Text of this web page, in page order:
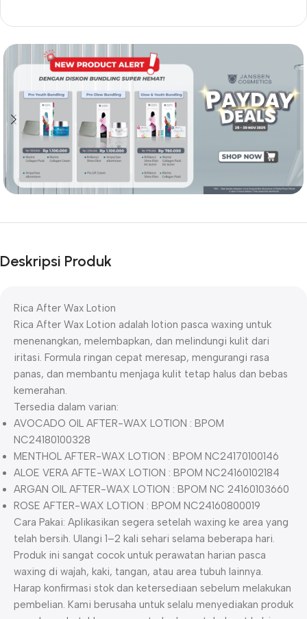
Deskripsi Produk
Rica After Wax Lotion
Rica After Wax Lotion adalah lotion pasca waxing untuk
menenangkan, melembapkan, dan melindungi kulit dari
iritasi. Formula ringan cepat meresap, mengurangi rasa
panas, dan membantu menjaga kulit tetap halus dan bebas
kemerahan.
Tersedia dalam varian:
AVOCADO OIL AFTER-WAX LOTION : BPOM
NC24180100328
MENTHOL AFTER-WAX LOTION : BPOM NC24170100146
ALOE VERA AFTE-WAX LOTION : BPOM NC24160102184
ARGAN OIL AFTER-WAX LOTION : BPOM NC 24160103660
ROSE AFTER-WAX LOTION : BPOM NC24160800019
Cara Pakai: Aplikasikan segera setelah waxing ke area yang
telah bersih. Ulangi 1–2 kali sehari selama beberapa hari.
Produk ini sangat cocok untuk perawatan harian pasca
waxing di wajah, kaki, tangan, atau area tubuh lainnya.
Harap konfirmasi stok dan ketersediaan sebelum melakukan
pembelian. Kami berusaha untuk selalu menyediakan produk